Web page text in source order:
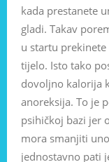
kada prestanete
gladi. Takav
u startu
tijelo. Isto tako
dovoljno kalorija
anoreksija. To je
psihičkoj bazi jer
mora smanjiti
jednostavno pati